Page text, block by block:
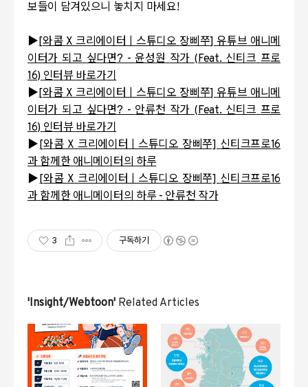
보들이 담겨있으니 놓치지 마세요!
▶[와콤 X크리에이터ㅣ스튜디오 장삐쭈]유튜브 애니메
이터가 되고 싶다면? -윤성원 작가 (Feat.신티크 프로
16)인터뷰바로가기
▶[와콤 X크리에이터ㅣ스튜디오 장삐쭈]유튜브 애니메
이터가 되고 싶다면? -안류천 작가 (Feat.신티크 프로
16)인터뷰바로가기
▶[와콤 X크리에이터ㅣ스튜디오 장삐쭈]신티크프로16
과함께한애니메이터의하루
▶[와콤 X크리에이터ㅣ스튜디오 장삐쭈]신티크프로16
과함께한애니메이터의하루 -안류천작가
3 구독하기
'Insight/Webtoon' Related Articles